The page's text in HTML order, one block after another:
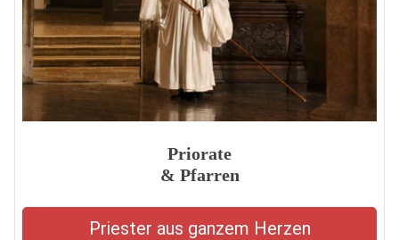
Priorate
& Pfarren
Priester aus ganzem Herzen